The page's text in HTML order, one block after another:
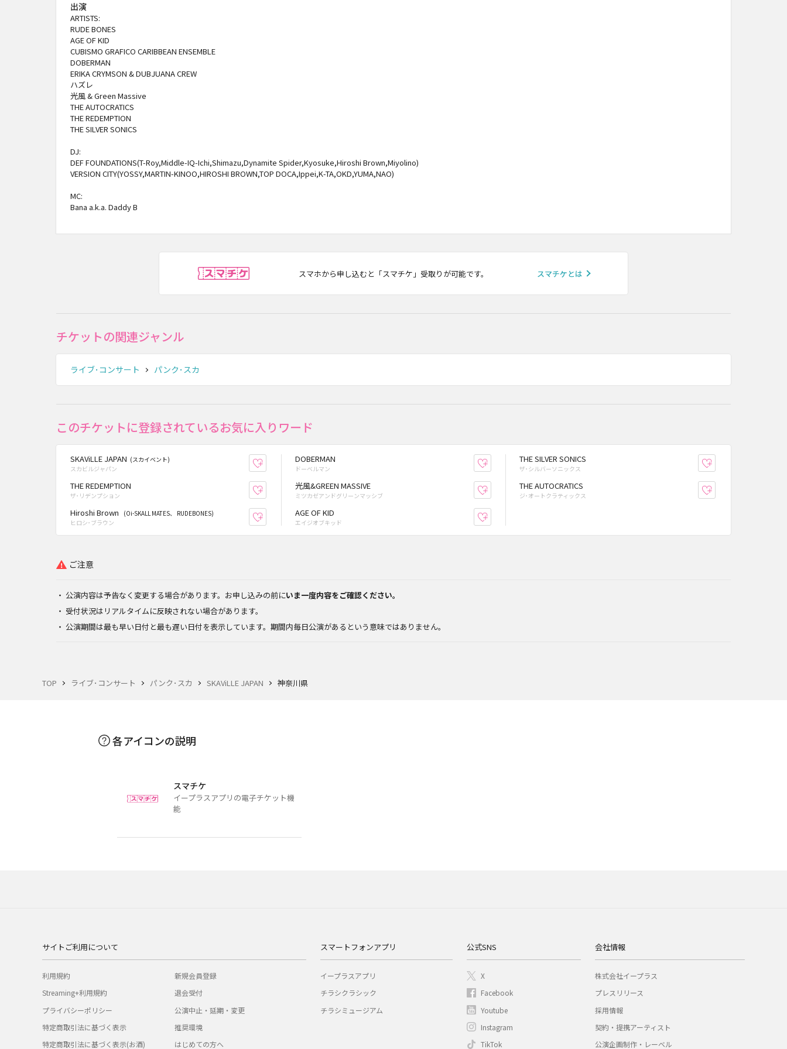
TOP ライブ･コンサート パンク･スカ SKAViLLE JAPAN 神奈川県
出演
ARTISTS:
RUDE BONES
AGE OF KID
CUBISMO GRAFICO CARIBBEAN ENSEMBLE
DOBERMAN
ERIKA CRYMSON & DUBJUANA CREW
ハズレ
光風 & Green Massive
THE AUTOCRATICS
THE REDEMPTION
THE SILVER SONICS
DJ:
DEF FOUNDATIONS(T-Roy,Middle-IQ-Ichi,Shimazu,Dynamite Spider,Kyosuke,Hiroshi Brown,Miyolino)
VERSION CITY(YOSSY,MARTIN-KINOO,HIROSHI BROWN,TOP DOCA,Ippei,K-TA,OKD,YUMA,NAO)
MC:
Bana a.k.a. Daddy B
スマホから申し込むと「スマチケ」受取りが可能です。 スマチケとは
チケットの関連ジャンル
ライブ･コンサート パンク･スカ
このチケットに登録されているお気に入りワード
SKAViLLE JAPAN (スカイベント)
スカビルジャパン
お気に入り登録
DOBERMAN
ドーベルマン お気に入り登録THE SILVER SONICS
ザ･シルバーソニックス
THE REDEMPTION
ザ･リデンプション お気に入り登録光風&GREEN MASSIVE
ミツカゼアンドグリーンマッシブ お気に入り登録THE AUTOCRATICS
ジ･オートクラティックス
Hiroshi Brown
(Oi-SKALL MATES、 RUDEBONES)
ヒロシ･ブラウン
お気に入り登録
AGE OF KID
エイジオブキッド
ご注意
公演内容は予告なく変更する場合があります。お申し込みの前にいま一度内容をご確認ください。
受付状況はリアルタイムに反映されない場合があります。
公演期間は最も早い日付と最も遅い日付を表示しています。期間内毎日公演があるという意味ではありません。
各アイコンの説明
スマチケ
イープラスアプリの電子チケット機
能
サイトご利用について
利用規約
Streaming+利用規約
プライバシーポリシー
特定商取引法に基づく表示
特定商取引法に基づく表示(お酒)
新規会員登録
退会受付
公演中止・延期・変更
推奨環境
はじめての方へ
スマートフォンアプリ
イープラスアプリ
チラシクラシック
チラシミュージアム
公式SNS
X
Facebook
Youtube
Instagram
TikTok
会社情報
株式会社イープラス
プレスリリース
採用情報
契約・提携アーティスト
公演企画制作・レーベル